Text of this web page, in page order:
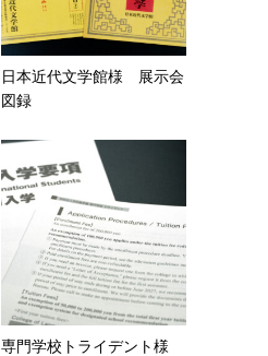
日本近代文学館様 展示会
図録
専門学校トライデント様